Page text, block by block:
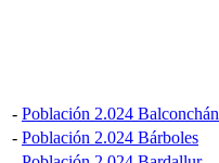
- Población 2.024 Balconchán
- Población 2.024 Bárboles